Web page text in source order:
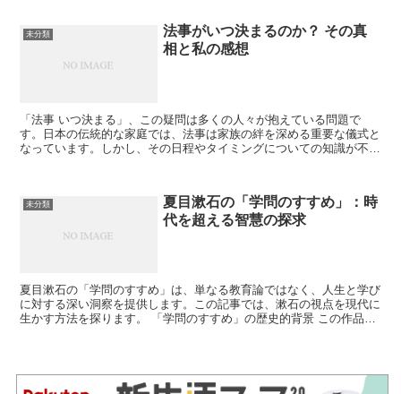
未分類
法事がいつ決まるのか？ その真
相と私の感想
「法事 いつ決まる」、この疑問は多くの人々が抱えている問題で
す。日本の伝統的な家庭では、法事は家族の絆を深める重要な儀式と
なっています。しかし、その日程やタイミングについての知識が不足
未分類
夏目漱石の「学問のすすめ」：時
代を超える智慧の探求
夏目漱石の「学問のすすめ」は、単なる教育論ではなく、人生と学び
に対する深い洞察を提供します。この記事では、漱石の視点を現代に
生かす方法を探ります。 「学問のすすめ」の歴史的背景 この作品が